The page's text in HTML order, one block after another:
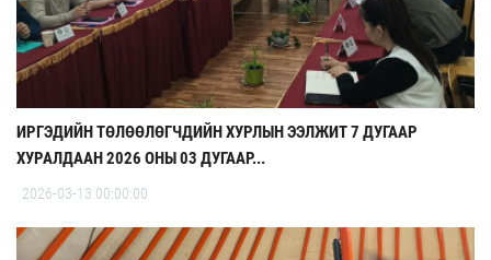
ИРГЭДИЙН ТӨЛӨӨЛӨГЧДИЙН ХУРЛЫН ЭЭЛЖИТ 7 ДУГААР
ХУРАЛДААН 2026 ОНЫ 03 ДУГААР...
2026-03-13 00:00:00